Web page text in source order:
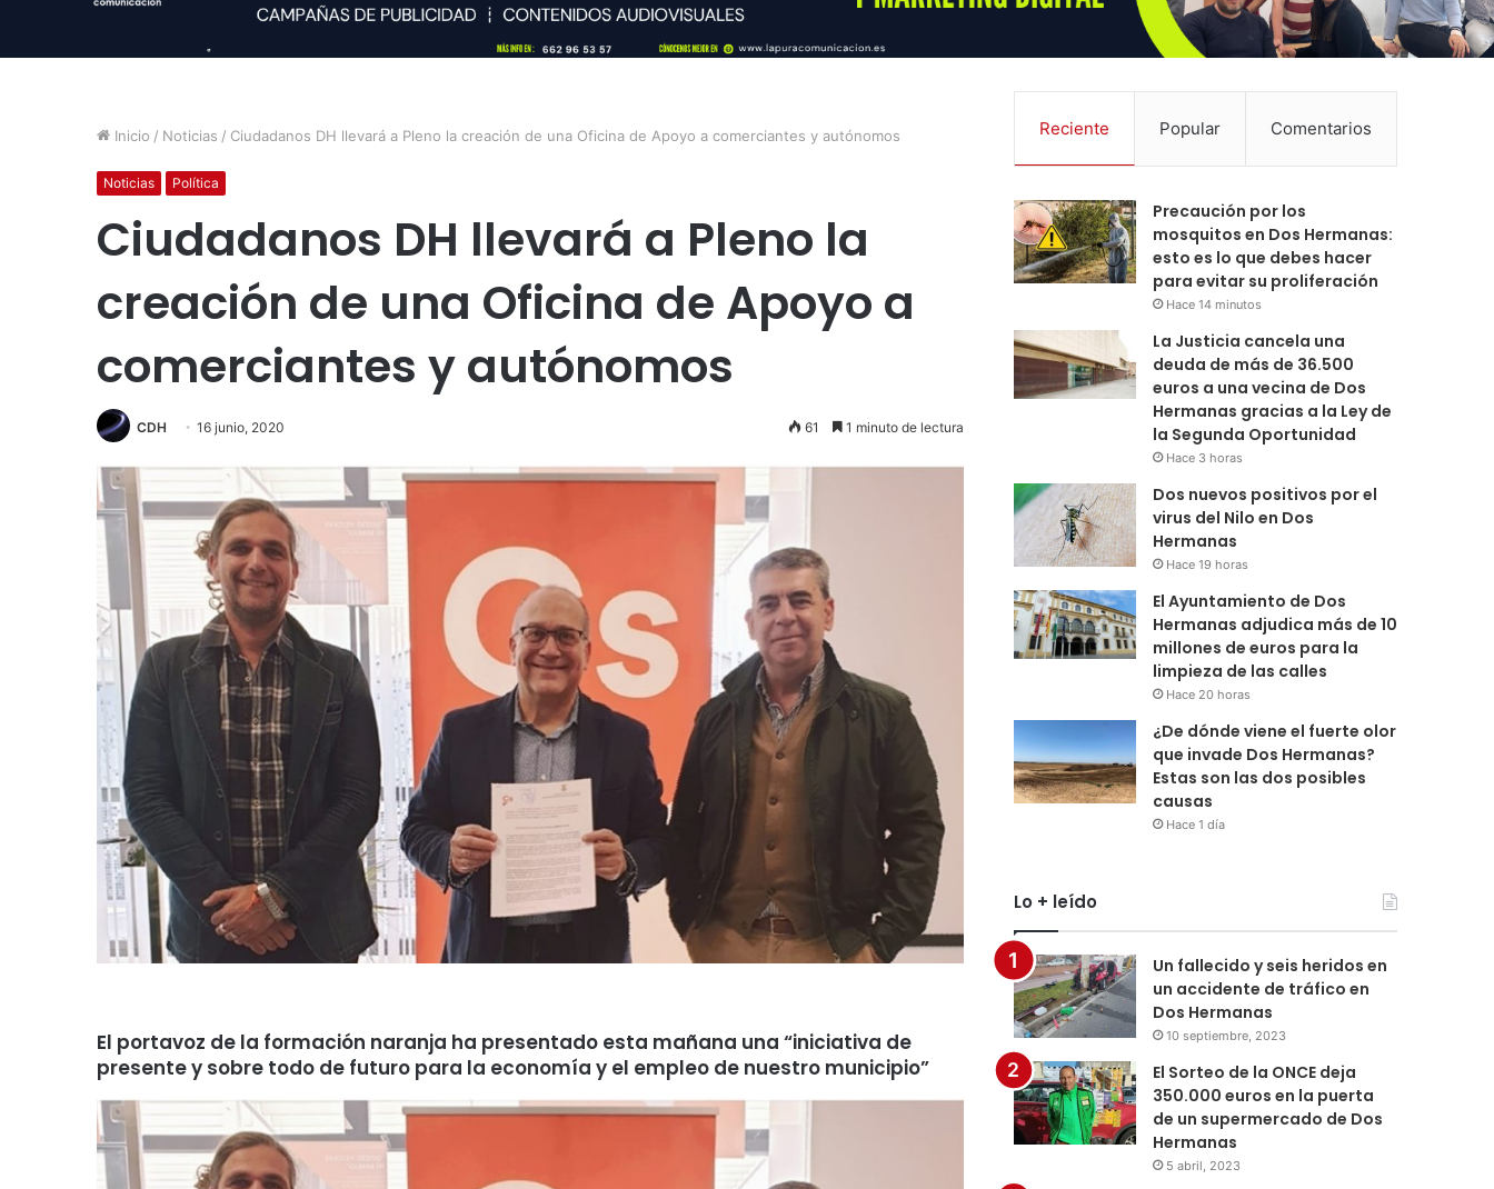
Inicio / Noticias / Ciudadanos DH llevará a Pleno la creación de una Oficina de Apoyo a comerciantes y autónomos
Noticias Política
Ciudadanos DH llevará a Pleno la
creación de una Oficina de Apoyo a
comerciantes y autónomos
CDH 16 junio, 2020 61 1 minuto de lectura
El portavoz de la formación naranja ha presentado esta mañana una “iniciativa de
presente y sobre todo de futuro para la economía y el empleo de nuestro municipio”
Reciente Popular Comentarios
Precaución por los
mosquitos en Dos Hermanas:
esto es lo que debes hacer
para evitar su proliferación
Hace 14 minutos
La Justicia cancela una
deuda de más de 36.500
euros a una vecina de Dos
Hermanas gracias a la Ley de
la Segunda Oportunidad
Hace 3 horas
Dos nuevos positivos por el
virus del Nilo en Dos
Hermanas
Hace 19 horas
El Ayuntamiento de Dos
Hermanas adjudica más de 10
millones de euros para la
limpieza de las calles
Hace 20 horas
¿De dónde viene el fuerte olor
que invade Dos Hermanas?
Estas son las dos posibles
causas
Hace 1 día
Lo + leído
Un fallecido y seis heridos en
un accidente de tráfico en
Dos Hermanas
10 septiembre, 2023
El Sorteo de la ONCE deja
350.000 euros en la puerta
de un supermercado de Dos
Hermanas
5 abril, 2023